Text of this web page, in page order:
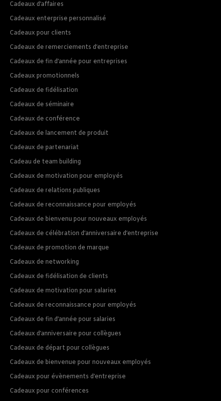
Cadeaux d’affaires
Cadeaux enterprise personnalisé
Cadeaux pour clients
Cadeaux de remerciements d’entreprise
Cadeaux de fin d’année pour entreprises
Cadeaux promotionnels
Cadeaux de fidélisation
Cadeaux de séminaire
Cadeaux de conférence
Cadeaux de lancement de produit
Cadeaux de partenariat
Cadeau de team building
Cadeaux de motivation pour employés
Cadeaux de relations publiques
Cadeaux de reconnaissance pour employés
Cadeaux de bienvenu pour nouveaux employés
Cadeaux de célébration d’anniversaire d’entreprise
Cadeaux de promotion de marque
Cadeaux de networking
Cadeaux de fidélisation de clients
Cadeaux de motivation pour salaries
Cadeaux de reconnaissance pour employés
Cadeaux de fin d’année pour salaries
Cadeaux d’anniversaire pour collègues
Cadeaux de départ pour collègues
Cadeaux de bienvenue pour nouveaux employés
Cadeaux pour évènements d’entreprise
Cadeaux pour conférences